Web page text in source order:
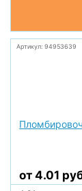
Артикул: 94953639
от 4.01